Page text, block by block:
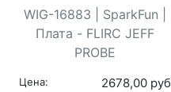
WIG-16883 | SparkFun |
Плата - FLIRC JEFF
PROBE
Цена: 2678,00 руб